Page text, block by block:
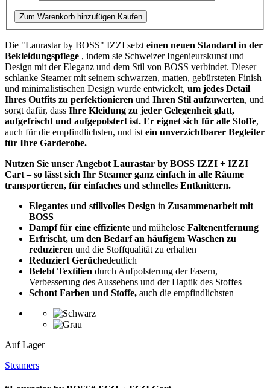
Zum Warenkorb hinzufügen Kaufen
Die "Laurastar by BOSS" IZZI setzt einen neuen Standard in der
Bekleidungspflege , indem sie Schweizer Ingenieurskunst und
Design mit der Eleganz und dem Stil von BOSS verbindet. Dieser
schlanke Steamer mit seinem schwarzen, matten, gebürsteten Finish
und minimalistischen Design wurde entwickelt, um jedes Detail
Ihres Outfits zu perfektionieren und Ihren Stil aufzuwerten, und
sorgt dafür, dass Ihre Kleidung zu jeder Gelegenheit glatt,
aufgefrischt und aufgepolstert ist. Er eignet sich für alle Stoffe,
auch für die empfindlichsten, und ist ein unverzichtbarer Begleiter
für Ihre Garderobe.
Nutzen Sie unser Angebot Laurastar by BOSS IZZI + IZZI
Cart – so lässt sich Ihr Steamer ganz einfach in alle Räume
transportieren, für einfaches und schnelles Entknittern.
Elegantes und stillvolles Design in Zusammenarbeit mit
BOSS
Dampf für eine effiziente und mühelose Faltenentfernung
Erfrischt, um den Bedarf an häufigem Waschen zu
reduzieren und die Stoffqualität zu erhalten
Reduziert Gerüchedeutlich
Belebt Textilien durch Aufpolsterung der Fasern,
Verbesserung des Aussehens und der Haptik des Stoffes
Schont Farben und Stoffe, auch die empfindlichsten
Auf Lager
Steamers